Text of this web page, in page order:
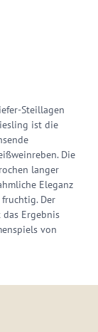
Steillagen
ist die
Die
langer
Eleganz
Der
Ergebnis
von